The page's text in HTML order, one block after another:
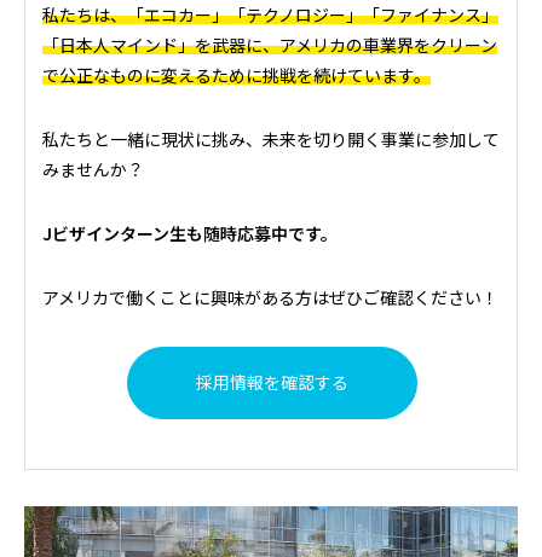
私たちは、「エコカー」「テクノロジー」「ファイナンス」
「日本人マインド」を武器に、アメリカの車業界をクリーン
で公正なものに変えるために挑戦を続けています。
私たちと一緒に現状に挑み、未来を切り開く事業に参加して
みませんか？
Jビザインターン生も随時応募中です。
アメリカで働くことに興味がある方はぜひご確認ください！
採用情報を確認する